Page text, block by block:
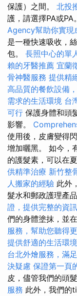
保護）之間。 北投
護，請選擇PA或PA
Agency幫助你實現
是一種快速吸收，
包。 長照中心的單
賴的牙醫推薦 宜蘭
骨神醫服務 提供精
高品質的餐飲設備
需求的生活環境 台
可行 保護身體和頭
影響。
使用後，皮膚變得
增加曬黑。 如今，
的護髮素，可以在
供精準治療 新竹整
人搬家的經驗 此外
髮水和郵政護理產
證，提供完整的資訊
們的身體塗抹，並
服務，幫助您聽得
提供舒適的生活環境
台北外燴服務，滿
決疑慮 保證第一頁
皮，儘管我們的頭
服務 此外，我們的